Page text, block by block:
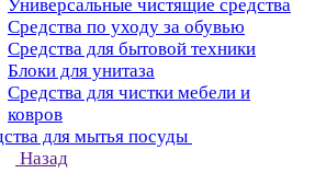
Универсальные чистящие средства
Средства по уходу за обувью
Средства для бытовой техники
Блоки для унитаза
Средства для чистки мебели и
ковров
для мытья посуды
Назад